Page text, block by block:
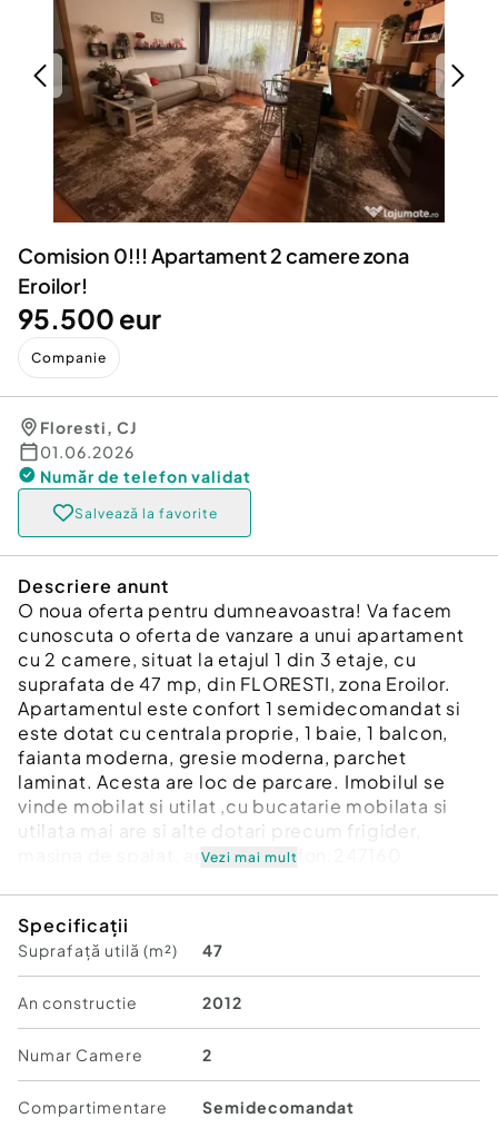
Servicii
Animale de companie
Afaceri și echipamente profesionale
Inchiriere Bunuri si Vehicule
Utilaje agricole si industriale
Piese auto si accesorii
Dacia Duster
Comision 0!!! Apartament 2 camere zona
Eroilor!
95.500 eur
Companie
Floresti, CJ
01.06.2026
Număr de telefon validat
Salvează la favorite
Descriere anunt
O noua oferta pentru dumneavoastra! Va facem
cunoscuta o oferta de vanzare a unui apartament
cu 2 camere, situat la etajul 1 din 3 etaje, cu
suprafata de 47 mp, din FLORESTI, zona Eroilor.
Apartamentul este confort 1 semidecomandat si
este dotat cu centrala proprie, 1 baie, 1 balcon,
faianta moderna, gresie moderna, parchet
laminat. Acesta are loc de parcare. Imobilul se
vinde mobilat si utilat ,cu bucatarie mobilata si
utilata mai are si alte dotari precum frigider,
masina de spalat, aragaz, interfon.247160
Tip imobil:Bloc de apartamente
Număr Băi:1
Posibilitate parcare: Da
Nr. locuri parcare:
Vezi mai mult
Specificații
Suprafață utilă (m²) 47
An constructie 2012
Numar Camere 2
Compartimentare Semidecomandat